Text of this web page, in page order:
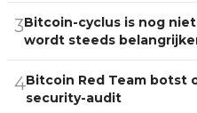
3Bitcoin-cyclus is nog niet voorbij, maar rente
wordt steeds
4Bitcoin Red Team botst
security-audit